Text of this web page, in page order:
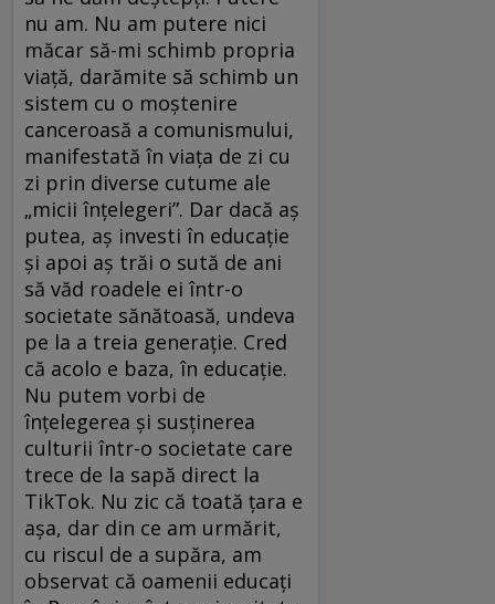
nu am. Nu am putere nici
măcar să-mi schimb propria
viață, darămite să schimb un
sistem cu o moștenire
canceroasă a comunismului,
manifestată în viața de zi cu
zi prin diverse cutume ale
„micii înțelegeri”. Dar dacă aș
putea, aș investi în educație
și apoi aș trăi o sută de ani
să văd roadele ei într-o
societate sănătoasă, undeva
pe la a treia generație. Cred
că acolo e baza, în educație.
Nu putem vorbi de
înțelegerea și susținerea
culturii într-o societate care
trece de la sapă direct la
TikTok. Nu zic că toată țara e
așa, dar din ce am urmărit,
cu riscul de a supăra, am
observat că oamenii educați